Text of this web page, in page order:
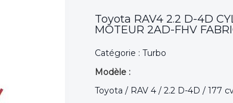
Toyota RAV4 2.2 D-4D
MOTEUR 2AD-FHV
Catégorie : Turbo
Modèle :
Toyota / RAV 4 / 2.2 D-4D / 177